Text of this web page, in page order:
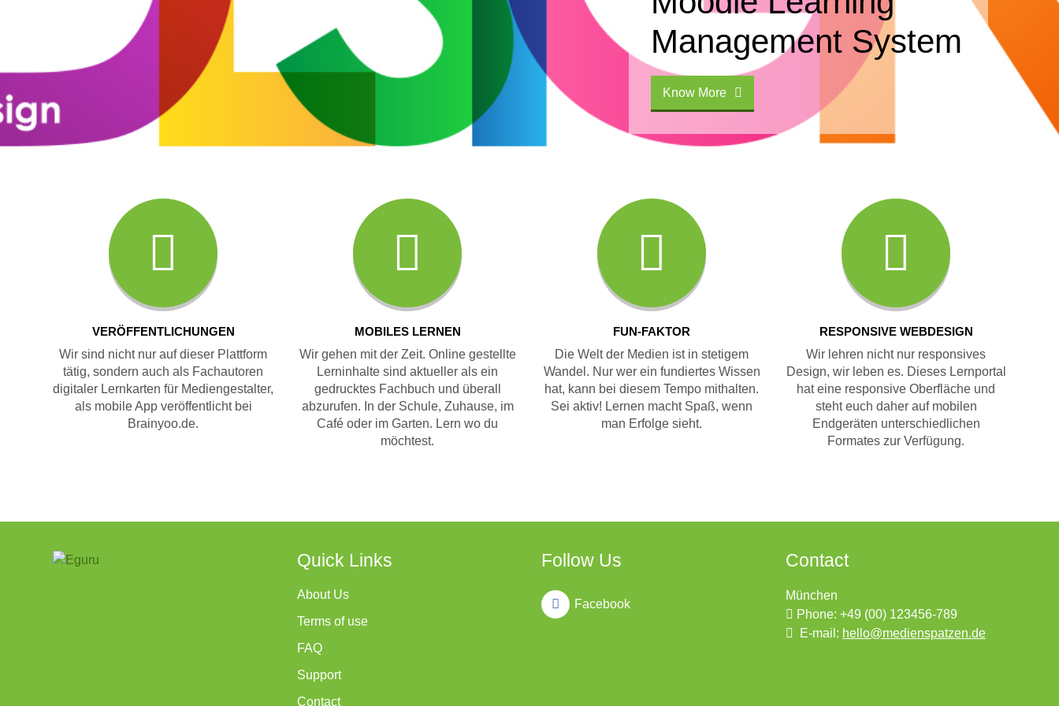
Management System
Know More
VERÖFFENTLICHUNGEN
Wir sind nicht nur auf dieser Plattform
tätig, sondern auch als Fachautoren
digitaler Lernkarten für Mediengestalter,
als mobile App veröffentlicht bei
Brainyoo.de.
MOBILES LERNEN
Wir gehen mit der Zeit. Online gestellte
Lerninhalte sind aktueller als ein
gedrucktes Fachbuch und überall
abzurufen. In der Schule, Zuhause, im
Café oder im Garten. Lern wo du
möchtest.
FUN-FAKTOR
Die Welt der Medien ist in stetigem
Wandel. Nur wer ein fundiertes Wissen
hat, kann bei diesem Tempo mithalten.
Sei aktiv! Lernen macht Spaß, wenn
man Erfolge sieht.
RESPONSIVE WEBDESIGN
Wir lehren nicht nur responsives
Design, wir leben es. Dieses Lernportal
hat eine responsive Oberfläche und
steht euch daher auf mobilen
Endgeräten unterschiedlichen
Formates zur Verfügung.
Quick Links
About Us
Terms of use
FAQ
Support
Contact
Follow Us
Facebook
Contact
München
Phone: +49 (00) 123456-789
E-mail: hello@medienspatzen.de